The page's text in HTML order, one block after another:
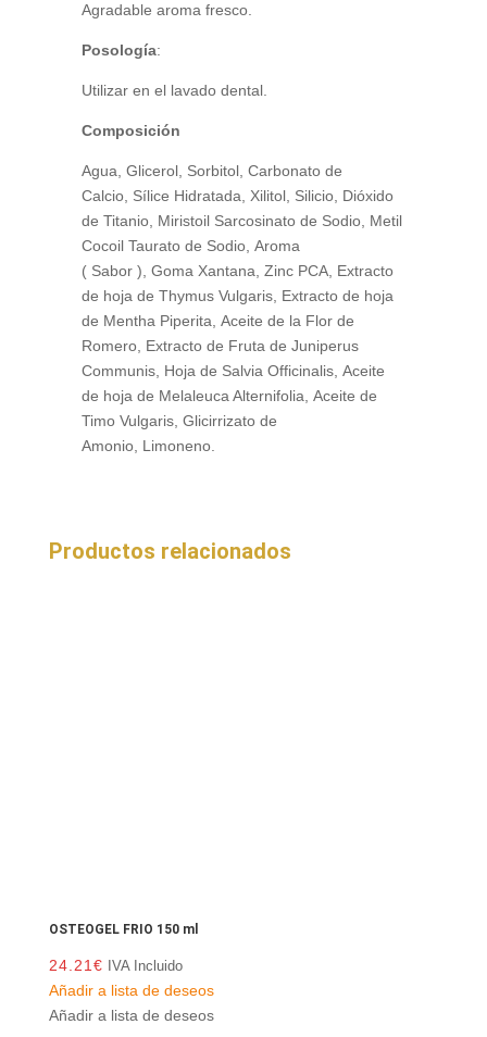
Agradable aroma fresco.
Posología:
Utilizar en el lavado dental.
Composición
Agua, Glicerol, Sorbitol, Carbonato de
Calcio, Sílice Hidratada, Xilitol, Silicio, Dióxido
de Titanio, Miristoil Sarcosinato de Sodio, Metil
Cocoil Taurato de Sodio, Aroma
( Sabor ), Goma Xantana, Zinc PCA, Extracto
de hoja de Thymus Vulgaris, Extracto de hoja
de Mentha Piperita, Aceite de la Flor de
Romero, Extracto de Fruta de Juniperus
Communis, Hoja de Salvia Officinalis, Aceite
de hoja de Melaleuca Alternifolia, Aceite de
Timo Vulgaris, Glicirrizato de
Amonio, Limoneno.
Productos relacionados
OSTEOGEL FRIO 150 ml
24.21€ IVA Incluido
Añadir a lista de deseos
Añadir a lista de deseos